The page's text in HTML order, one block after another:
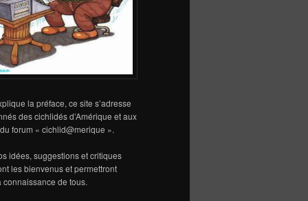
la préface, ce site s’adresse
des cichlidés d’Amérique et aux
forum « cichlid@merique ».
idées, suggestions et critiques
les bienvenus et permettront
connaissance de tous.